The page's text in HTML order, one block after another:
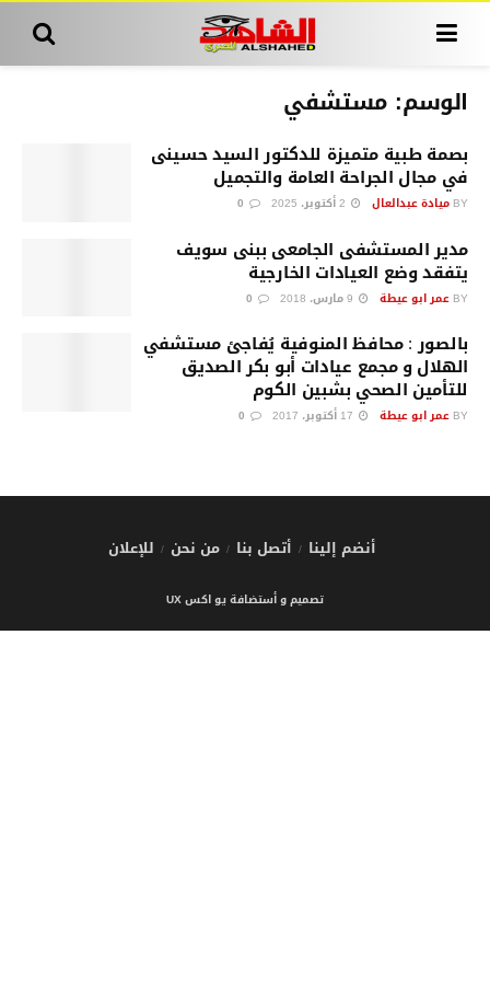
الوسم: مستشفي
بصمة طبية متميزة للدكتور السيد حسينى
في مجال الجراحة العامة والتجميل
BY ميادة عبدالعال
مدير المستشفى الجامعى ببنى سويف
يتفقد وضع العيادات الخارجية
BY عمر ابو عيطة
بالصور : محافظ المنوفية يُفاجئ مستشفي
الهلال و مجمع عيادات أبو بكر الصديق
للتأمين الصحي بشبين الكوم
BY عمر ابو عيطة
أنضم إلينا أتصل بنا من نحن للإعلان
تصميم و أستضافة يو اكس UX